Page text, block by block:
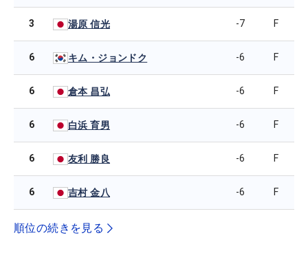
3 湯原 信光 -7 F
6 キム・ジョンドク -6 F
6 倉本 昌弘 -6 F
6 白浜 育男 -6 F
6 友利 勝良 -6 F
6 吉村 金八 -6 F
順位の続きを見る